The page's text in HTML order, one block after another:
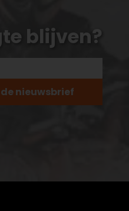
blijven?
nieuwsbrief